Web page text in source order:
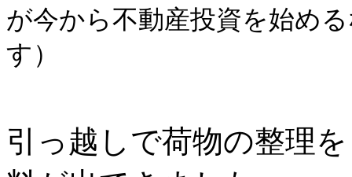
が今から不動産投資を始め
す）
引っ越しで荷物の整理